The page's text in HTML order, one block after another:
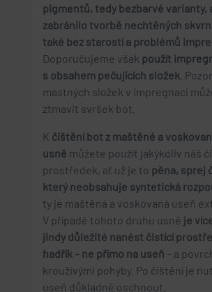
pigmentů, tedy bezbarvé varianty,
zabránilo tvorbě nechtěných skvrn
také bez starostí a problémů
Doporučujeme však použít
s obsahem pečujících složek .
mastných složek v impregnaci
ztmavit svršek bot.
K čištění bot z maštěné a
usně můžete použít jakýkoliv náš
prostředek, ať už je to pěna, sprej
který neobsahuje syntetická
ty je maštěná a voskovaná useň
V případě tohoto druhu usně je
jindy důležité nanést čistící
hadřík – ne přímo na useň – a
krouživými pohyby. Po čištění je
useň důkladně oschnout.